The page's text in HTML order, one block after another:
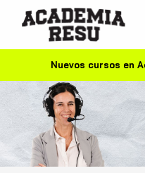
Nuevos cursos en